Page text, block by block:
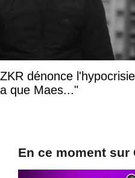
ZKR dénonce
a que Maes..."
En ce moment sur